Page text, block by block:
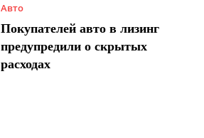
Авто
Покупателей авто в лизинг
предупредили о скрытых
расходах